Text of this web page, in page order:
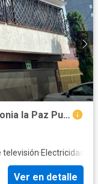
Casa en renta para oficinas en Colonia la Paz Puebla
televisión·Electricidad
Ver en detalle